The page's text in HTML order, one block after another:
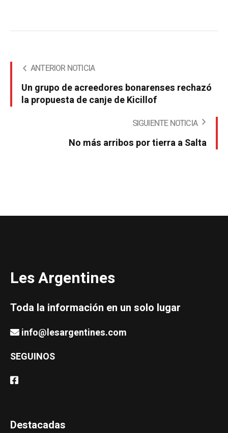
ANTERIOR NOTICIA
Un grupo de acreedores bonarenses rechazó
la propuesta de canje de Kicillof
SIGUIENTE NOTICIA
No más arribos por tierra a Salta
Les Argentines
Toda la información en un solo lugar
info@lesargentines.com
SEGUINOS
Destacadas